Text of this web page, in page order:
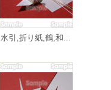
水引,折り紙,鶴,和...